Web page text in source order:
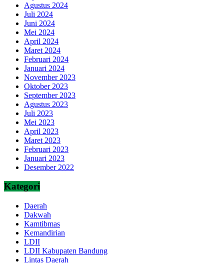
Agustus 2024
Juli 2024
Juni 2024
Mei 2024
April 2024
Maret 2024
Februari 2024
Januari 2024
November 2023
Oktober 2023
September 2023
Agustus 2023
Juli 2023
Mei 2023
April 2023
Maret 2023
Februari 2023
Januari 2023
Desember 2022
Kategori
Daerah
Dakwah
Kamtibmas
Kemandirian
LDII
LDII Kabupaten Bandung
Lintas Daerah